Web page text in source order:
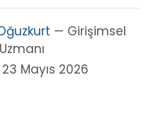
— Girişimsel
23 Mayıs 2026